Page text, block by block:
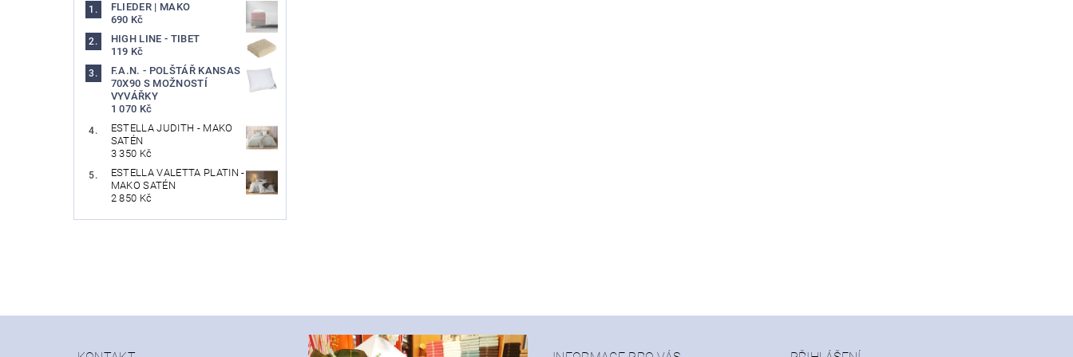
FLIEDER | MAKO
690 Kč
HIGH LINE - TIBET
119 Kč
F.A.N. - POLŠTÁŘ KANSAS
70X90 S MOŽNOSTÍ
VYVÁŘKY
1 070 Kč
ESTELLA JUDITH - MAKO
SATÉN
3 350 Kč
ESTELLA VALETTA PLATIN -
MAKO SATÉN
2 850 Kč